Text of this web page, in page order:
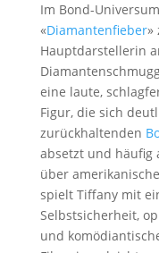
Im Bond-
«Diamantenfieber»
Hauptdarstellerin
eine laute,
Figur, die sich
zurückhaltenden
absetzt und häufig
über
spielt Tiffany mit
Selbstsicherheit,
und